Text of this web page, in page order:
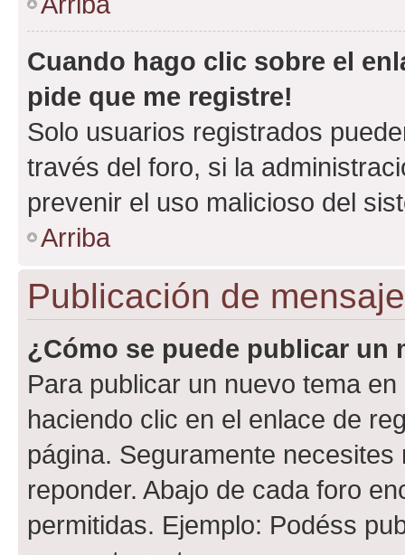
Cuando hago clic sobre el
pide que me registre!
Solo usuarios registrados
través del foro, si la
prevenir el uso malicioso del
Arriba
Publicación de
¿Cómo se puede publicar un
Para publicar un nuevo tema
haciendo clic en el enlace de
página. Seguramente
reponder. Abajo de cada foro
permitidas. Ejemplo: Podéss